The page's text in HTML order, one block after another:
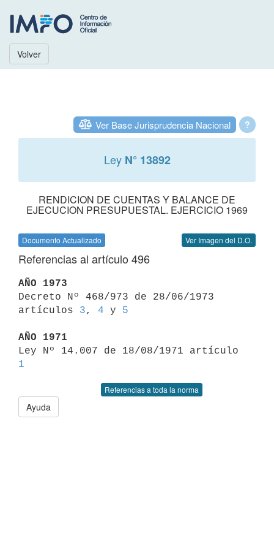
Volver
?
Ver Base Jurisprudencia Nacional
Ley N° 13892
RENDICION DE CUENTAS Y BALANCE DE
EJECUCION PRESUPUESTAL. EJERCICIO 1969
Documento Actualizado Ver Imagen del D.O.
Referencias al artículo 496
AÑO 1973
Decreto Nº 468/973 de 28/06/1973
artículos 3, 4 y 5
AÑO 1971
1
Referencias a toda la norma
Ayuda